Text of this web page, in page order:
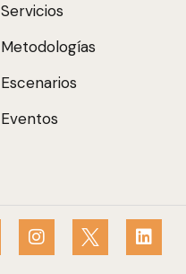
Servicios
Metodologías
Escenarios
Eventos